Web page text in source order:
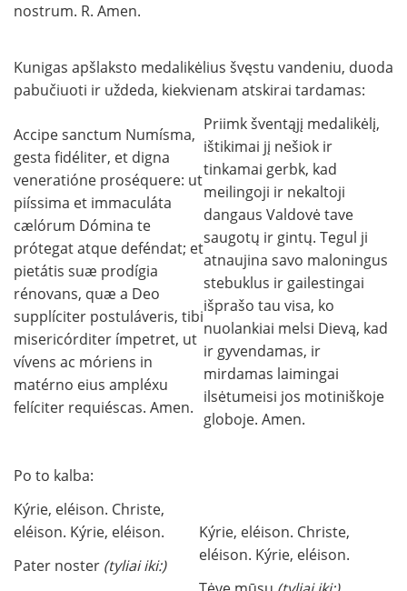
nostrum. R. Amen.
Kunigas apšlaksto medalikėlius švęstu vandeniu, duoda
pabučiuoti ir uždeda, kiekvienam atskirai tardamas:
Accipe sanctum Numísma,
gesta fidéliter, et digna
veneratióne proséquere: ut
piíssima et immaculáta
cælórum Dómina te
prótegat atque deféndat; et
pietátis suæ prodígia
rénovans, quæ a Deo
supplíciter postuláveris, tibi
misericórditer ímpetret, ut
vívens ac móriens in
matérno eius ampléxu
felíciter requiéscas. Amen.
Priimk šventąjį medalikėlį,
ištikimai jį nešiok ir
tinkamai gerbk, kad
meilingoji ir nekaltoji
dangaus Valdovė tave
saugotų ir gintų. Tegul ji
atnaujina savo maloningus
stebuklus ir gailestingai
išprašo tau visa, ko
nuolankiai melsi Dievą, kad
ir gyvendamas, ir
mirdamas laimingai
ilsėtumeisi jos motiniškoje
globoje. Amen.
Po to kalba:
Kýrie, eléison. Christe,
eléison. Kýrie, eléison.
Pater noster (tyliai iki:)
Kýrie, eléison. Christe,
eléison. Kýrie, eléison.